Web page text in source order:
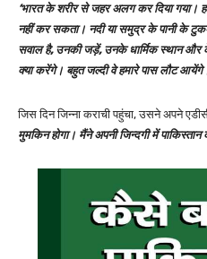
‘भारत के शरीर से जहर अलग कर दिया
नहीं कर सकता। नदी या समुद्र के पानी के
सवाल है, उनकी जड़ें, उनके धार्मिक स्थान और
क्या करेंगे। बहुत जल्दी वे हमारे पास लौट
जिस दिन जिन्ना कराची पहुंचा, उसने अपने
मुमकिन होगा। मैंने अपनी जिन्दगी में